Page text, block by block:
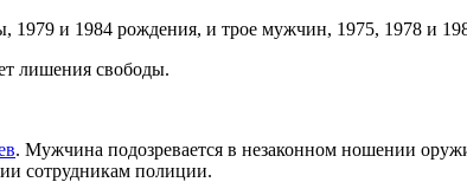
и 1984 рождения, и трое мужчин, 1975, 1978 и
лишения свободы.
. Мужчина подозревается в незаконном ношении
сотрудникам полиции.